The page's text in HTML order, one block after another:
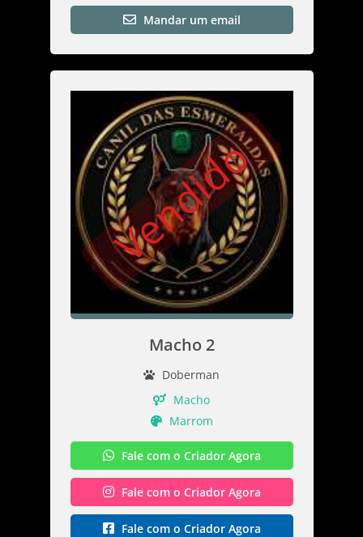
Mandar um email
Vendido
Macho 2
Doberman
Macho
Marrom
Fale com o Criador Agora
Fale com o Criador Agora
Fale com o Criador Agora